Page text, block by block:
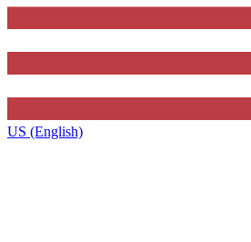
US (English)